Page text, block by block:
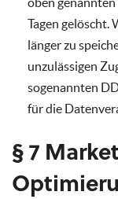
Tagen gelöscht.
länger zu
unzulässigen
sogenannten
für die
§ 7